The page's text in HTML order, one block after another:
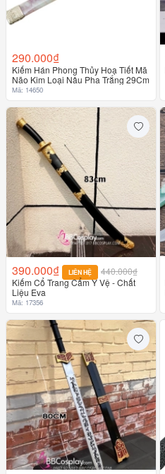
290.000₫
Kiếm Hán Phong Thủy Hoạ Tiết Mã
Não Kim Loại Nâu Pha Trắng 29Cm
Mã: 14650
390.000₫ LIÊN HỆ
440.000₫
Kiếm Cổ Trang Cẩm Y Vệ - Chất
Liệu Eva
Mã: 17356